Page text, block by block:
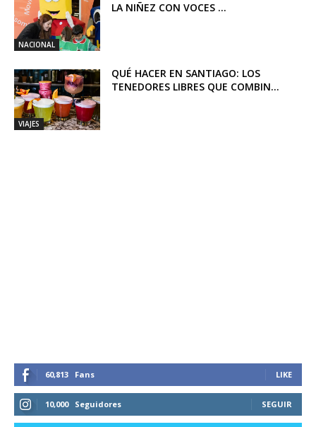
NACIONAL
LA NIÑEZ CON VOCES ...
VIAJES
QUÉ HACER EN SANTIAGO: LOS
TENEDORES LIBRES QUE COMBIN...
60,813 Fans LIKE
10,000 Seguidores SEGUIR